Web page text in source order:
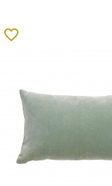
favorite_border